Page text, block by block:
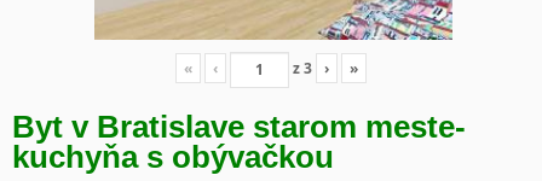
« ‹ z3 › »
Byt v Bratislave starom meste-
kuchyňa s obývačkou